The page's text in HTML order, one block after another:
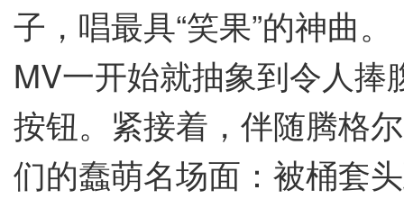
子，唱最具“笑果”的神曲。
MV一开始就抽象到令人
按钮。紧接着，伴随腾格
们的蠢萌名场面：被桶套